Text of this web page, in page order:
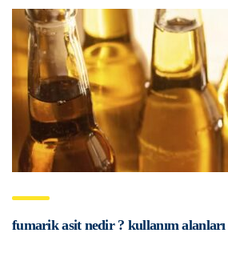
fumarik asit nedir ? kullanım